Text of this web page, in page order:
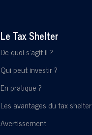
Le Tax Shelter
De quoi s'agit-il ?
Qui peut investir ?
En pratique ?
Les avantages du tax shelter
Avertissement